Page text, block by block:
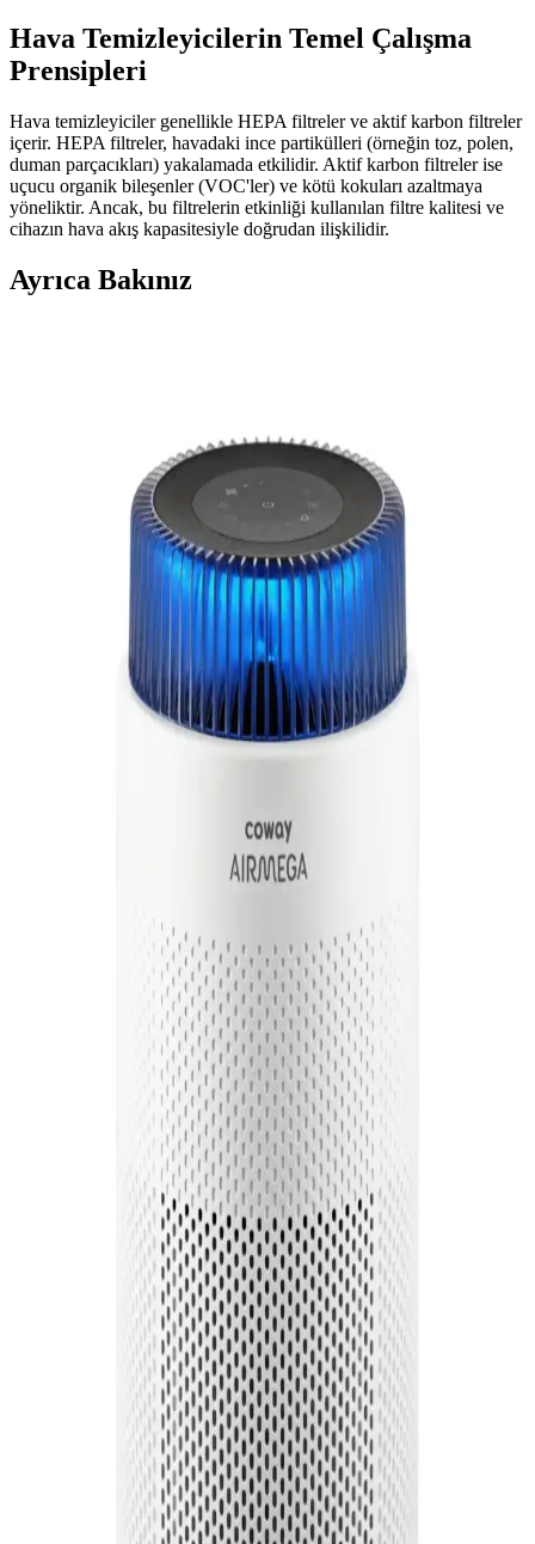
Hava Temizleyicilerin Temel Çalışma
Prensipleri
Hava temizleyiciler genellikle HEPA filtreler ve aktif karbon filtreler
içerir. HEPA filtreler, havadaki ince partikülleri (örneğin toz, polen,
duman parçacıkları) yakalamada etkilidir. Aktif karbon filtreler ise
uçucu organik bileşenler (VOC'ler) ve kötü kokuları azaltmaya
yöneliktir. Ancak, bu filtrelerin etkinliği kullanılan filtre kalitesi ve
cihazın hava akış kapasitesiyle doğrudan ilişkilidir.
Ayrıca Bakınız
için CADR değeri yüksek, HEPA filtreli hava temizleyiciler önerilir.
Birden fazla cihaz kullanımı ve destekleyici önlemler alerjenleri
azaltmada etkilidir.
Hava Temizleyici Kullanımında Solunum Sorunları
ve Güvenlik Önlemleri
Hava temizleyicilerde UV-C ışığı, iyonizer ve kimyasal salınım gibi
faktörler solunum problemlerine yol açabilir. Doğru cihaz seçimi ve
kullanım önerileri sağlık açısından önem taşır.
Corsi Rosenthal Kutusu ile MERV 13 Filtre
Kullanarak Kapalı Mekan Hava Kalitesinde
mekanlarda hava kalitesini 20 dakikada belirgin şekilde iyileştiriyor.
Lazer testiyle partikül yoğunluğu dramatik şekilde azaldı.
Hava Temizleyicilerin Hava Kalitesini Ölçme
Hava temizleyicilerin hava kalitesini ölçme doğruluğu sensör türüne
bağlıdır. Ucuz modeller genellikle VOC sensörleri kullanır ve hassas
ölçüm sağlamayabilir. Doğru değerlendirme için gelişmiş sensörler
ve ek monitörler gereklidir.
Levoit Hava Temizleyicilerinde Kimyasal Koku ve
Performans Değerlendirmesi: Filtre ve Alan Uyumu
Levoit hava temizleyicilerdeki kimyasal koku genellikle filtre
ambalajından kaynaklanır ve zamanla azalır. Ancak küçük
modellerde koku giderme performansı sınırlıdır, bu nedenle odanın
büyüklüğüne uygun cihaz seçimi önemlidir.
110 Metrekarelik Oda İçin Virüs ve Bakteri Önleyici
Hava Temizleyici Seçimi Kriterleri
110 metrekarelik odalarda virüs ve bakteri yayılımını önlemek için
yüksek CADR değerine sahip, sessiz ve etkili filtreleme yapan hava
temizleyiciler tercih edilmelidir. Maske kullanımı ek koruma sağlar.
Coway Hava Temizleyici Filtrelerinde Pestisit
Kullanımı ve Alternatif Filtre Teknolojileri
Coway'ın yeşil filtrelerinde kullanılan thiabendazole maddesi pestisit
sınıfındadır ve sağlık endişeleri yaratmaktadır. Alternatif markalar
mekanik filtreleme sunarken, filtre kokusu ve içerik şeffaflığı önemli